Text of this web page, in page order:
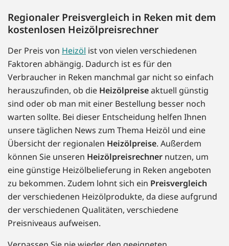
Regionaler Preisvergleich in Reken mit dem
kostenlosen Heizölpreisrechner
Der Preis von Heizöl ist von vielen verschiedenen
Faktoren abhängig. Dadurch ist es für den
Verbraucher in Reken manchmal gar nicht so einfach
herauszufinden, ob die Heizölpreiseaktuell günstig
sind oder ob man mit einer Bestellung besser noch
warten sollte. Bei dieser Entscheidung helfen Ihnen
unsere täglichen News zum Thema Heizöl und eine
Übersicht der regionalen Heizölpreise. Außerdem
können Sie unseren Heizölpreisrechner nutzen, um
eine günstige Heizölbelieferung in Reken angeboten
zu bekommen. Zudem lohnt sich ein Preisvergleich
der verschiedenen Heizölprodukte, da diese aufgrund
der verschiedenen Qualitäten, verschiedene
Preisniveaus aufweisen.